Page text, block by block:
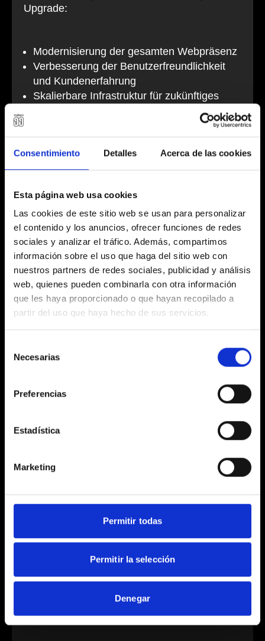
Consentimiento Detalles Acerca de las cookies
Esta página web usa cookies
Las cookies de este sitio web se usan para personalizar
el contenido y los anuncios, ofrecer funciones de redes
sociales y analizar el tráfico. Además, compartimos
información sobre el uso que haga del sitio web con
nuestros partners de redes sociales, publicidad y análisis
web, quienes pueden combinarla con otra información
que les haya proporcionado o que hayan recopilado a
partir del uso que haya hecho de sus servicios.
Necesarias
Preferencias
Estadística
Marketing
Permitir todas
Permitir la selección
Denegar
Upgrade:
Modernisierung der gesamten Webpräsenz
Verbesserung der Benutzerfreundlichkeit
und Kundenerfahrung
Skalierbare Infrastruktur für zukünftiges
Erhöhte organische Sichtbarkeit und Lead-
Generierung
Unsere Lösung
Wir verfolgten einen strategischen Ansatz:
Entdeckungsphase &
Strategieentwicklung
Workshops sammelten wir nicht nur Anforderungen
von B.PRO. Wir kartierten komplexe Nutzerreisen,
die weit über oberflächliche Interaktionen
der Großküchenlogistik tatsächlich mit digitalen
Nordstern, um sicherzustellen, dass jeder digitale
Technologie-Upgrade